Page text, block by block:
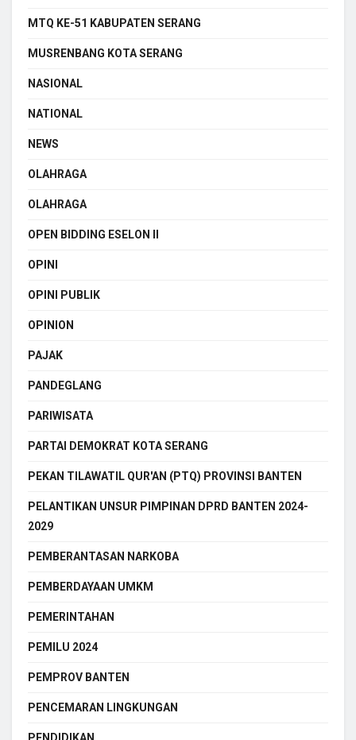
MTQ KE-51 KABUPATEN SERANG
MUSRENBANG KOTA SERANG
NASIONAL
NATIONAL
NEWS
OLAHRAGA
OLAHRAGA
OPEN BIDDING ESELON II
OPINI
OPINI PUBLIK
OPINION
PAJAK
PANDEGLANG
PARIWISATA
PARTAI DEMOKRAT KOTA SERANG
PEKAN TILAWATIL QUR'AN (PTQ) PROVINSI BANTEN
PELANTIKAN UNSUR PIMPINAN DPRD BANTEN 2024-
2029
PEMBERANTASAN NARKOBA
PEMBERDAYAAN UMKM
PEMERINTAHAN
PEMILU 2024
PEMPROV BANTEN
PENCEMARAN LINGKUNGAN
PENDIDIKAN